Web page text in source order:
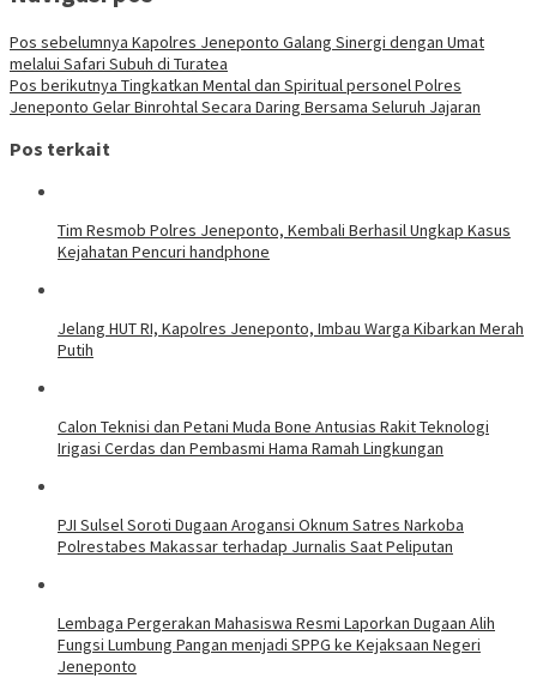
Pos sebelumnya Kapolres Jeneponto Galang Sinergi dengan Umat
melalui Safari Subuh di Turatea
Pos berikutnya Tingkatkan Mental dan Spiritual personel Polres
Jeneponto Gelar Binrohtal Secara Daring Bersama Seluruh Jajaran
Pos terkait
Tim Resmob Polres Jeneponto, Kembali Berhasil Ungkap Kasus
Kejahatan Pencuri handphone
Jelang HUT RI, Kapolres Jeneponto, Imbau Warga Kibarkan Merah
Putih
Calon Teknisi dan Petani Muda Bone Antusias Rakit Teknologi
Irigasi Cerdas dan Pembasmi Hama Ramah Lingkungan
PJI Sulsel Soroti Dugaan Arogansi Oknum Satres Narkoba
Polrestabes Makassar terhadap Jurnalis Saat Peliputan
Lembaga Pergerakan Mahasiswa Resmi Laporkan Dugaan Alih
Fungsi Lumbung Pangan menjadi SPPG ke Kejaksaan Negeri
Jeneponto